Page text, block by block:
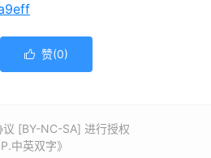
 赞(0)
[BY-NC-SA] 进行授权
中英双字》